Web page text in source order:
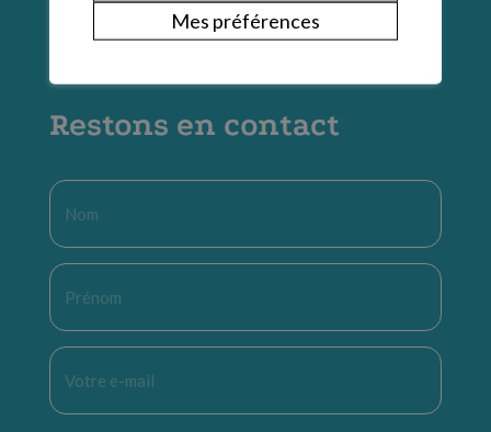
Restons en contact
Nom
Prénom
E-
mail
Mes préférences